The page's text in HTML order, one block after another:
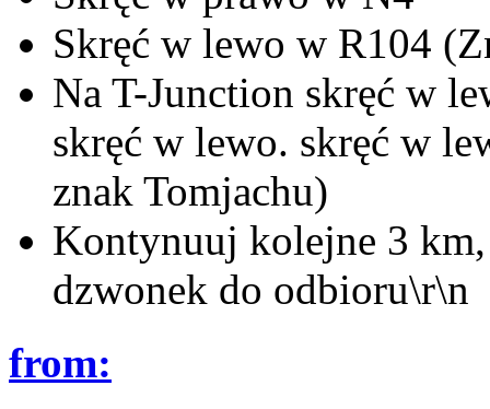
Skręć w lewo w R104
Na T-Junction skręć w
skręć w lewo. skręć w
znak Tomjachu)
Kontynuuj kolejne 3
dzwonek do odbioru\r\n
from: